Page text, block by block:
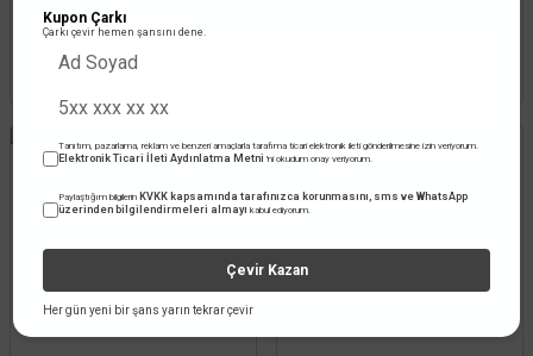
Stoktakiler
TÜKENDİ TÜKENDİ
Kupon Çarkı
Çarkı çevir hemen şansını dene.
Tanıtım, pazarlama, reklam ve benzeri amaçlarla tarafıma ticari elektronik ileti gönderilmesine izin veriyorum.
Elektronik Ticari İleti Aydınlatma Metni 'ni okudum onay veriyorum.
Paylaştığım bilgilerin KVKK kapsamında tarafınızca korunmasını, sms ve WhatsApp
üzerinden bilgilendirmeleri almayı kabul ediyorum.
Çevir Kazan
Her gün yeni bir şans yarın tekrar çevir